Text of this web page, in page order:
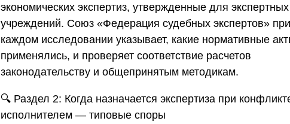
экономических экспертиз, утвержденные для экспертных
учреждений. Союз «Федерация судебных экспертов» при
каждом исследовании указывает, какие нормативные
применялись, и проверяет соответствие расчетов
законодательству и общепринятым методикам.
🔍 Раздел 2: Когда назначается экспертиза при
исполнителем — типовые споры